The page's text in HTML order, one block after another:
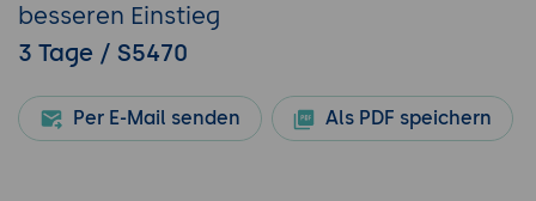
besseren Einstieg
3 Tage / S5470
Per E-Mail senden Als PDF speichern